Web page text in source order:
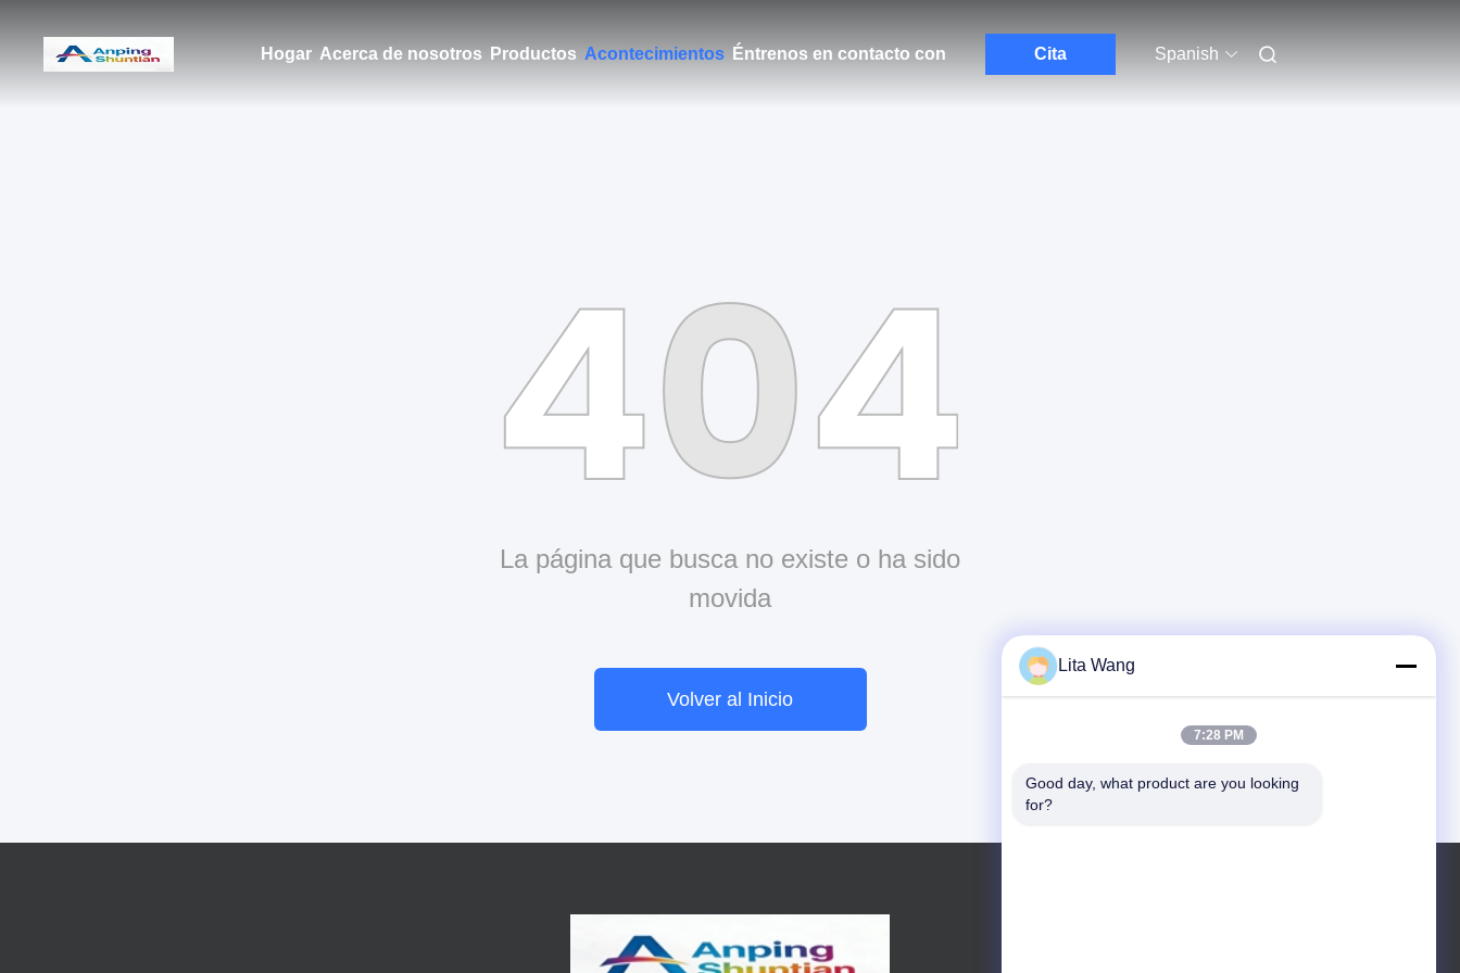
Hogar Acerca de nosotros Productos Acontecimientos Éntrenos en contacto con Cita Spanish
La página que busca no existe o ha sido
movida
Volver al Inicio
Lita Wang
7:28 PM
Good day, what product are you looking
for?